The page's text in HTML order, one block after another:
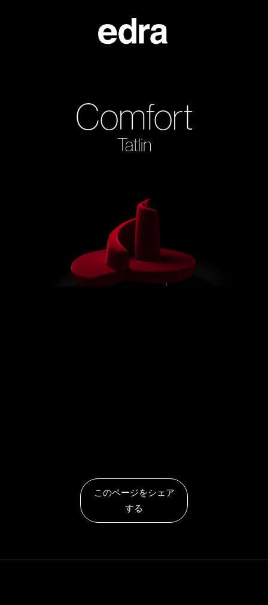
Comfort
Tatlin
このページをシェア
する